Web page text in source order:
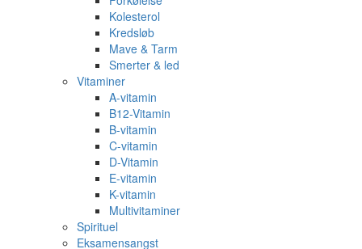
Kolesterol
Kredsløb
Mave & Tarm
Smerter & led
Vitaminer
A-vitamin
B12-Vitamin
B-vitamin
C-vitamin
D-Vitamin
E-vitamin
K-vitamin
Multivitaminer
Spirituel
Eksamensangst